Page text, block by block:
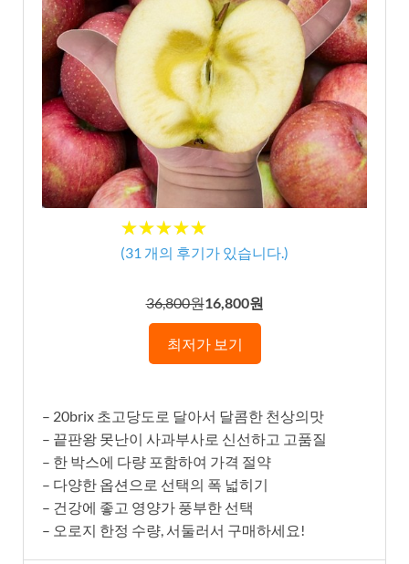
★★★★★
★★★★★
(31 개의 후기가 있습니다.)
36,800원16,800원
최저가 보기
– 20brix 초고당도로 달아서 달콤한 천상의맛
– 끝판왕 못난이 사과부사로 신선하고 고품질
– 한 박스에 다량 포함하여 가격 절약
– 다양한 옵션으로 선택의 폭 넓히기
– 건강에 좋고 영양가 풍부한 선택
– 오로지 한정 수량, 서둘러서 구매하세요!